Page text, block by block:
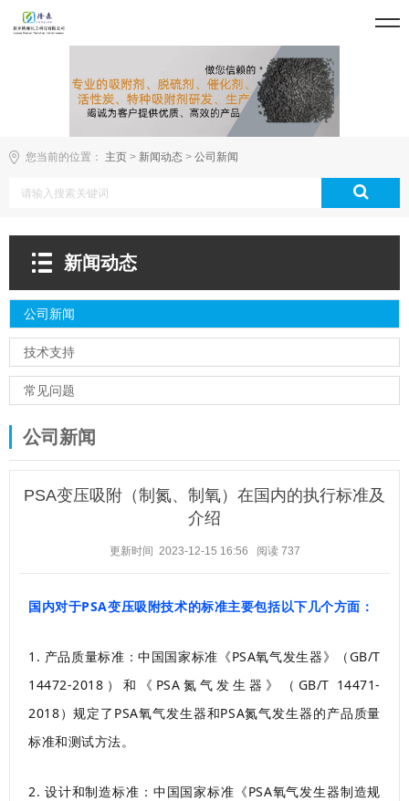
您当前的位置： 主页 > 新闻动态 > 公司新闻
新闻动态
公司新闻
技术支持
常见问题
公司新闻
PSA变压吸附（制氮、制氧）在国内的执行标准及
介绍
更新时间 2023-12-15 16:56 阅读 737
国内对于PSA变压吸附技术的标准主要包括以下几个方面：
1. 产品质量标准：中国国家标准《PSA氧气发生器》（GB/T
14472-2018）和《PSA氮气发生器》（GB/T 14471-
2018）规定了PSA氧气发生器和PSA氮气发生器的产品质量
标准和测试方法。
2. 设计和制造标准：中国国家标准《PSA氧气发生器制造规